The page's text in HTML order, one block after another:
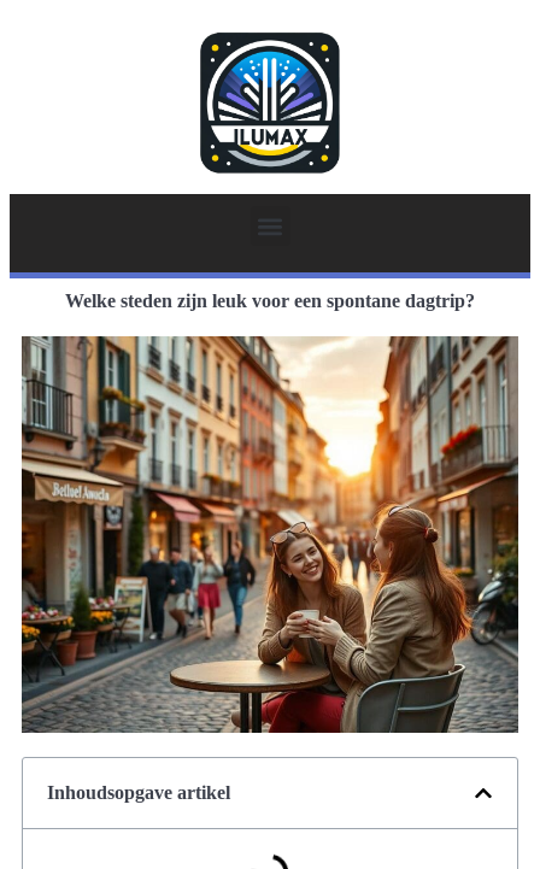
Welke steden zijn leuk voor een spontane dagtrip?
Inhoudsopgave artikel